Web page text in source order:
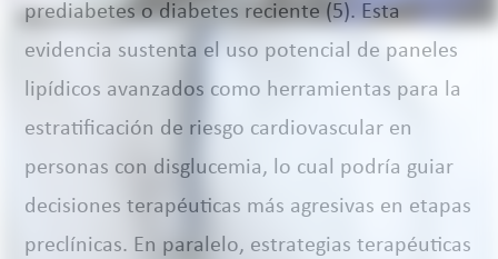
prediabetes o diabetes reciente (5). Esta
evidencia sustenta el uso potencial de paneles
lipídicos avanzados como herramientas para la
estratificación de riesgo cardiovascular en
personas con disglucemia, lo cual podría guiar
decisiones terapéuticas más agresivas en etapas
preclínicas. En paralelo, estrategias terapéuticas